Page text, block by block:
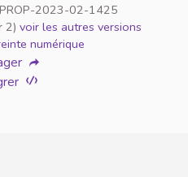
2023-02-1425
2) voir les autres versions
numérique